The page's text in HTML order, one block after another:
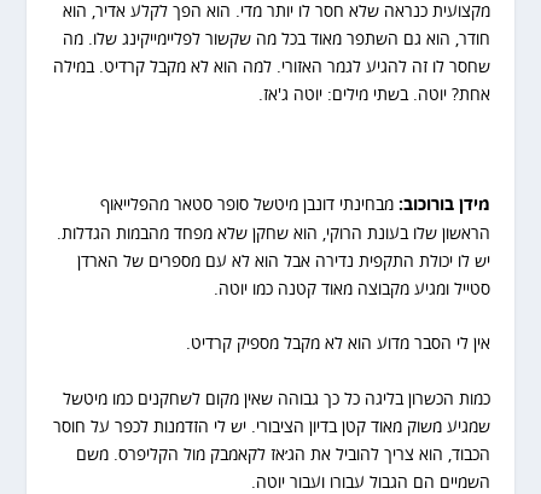
מקצועית כנראה שלא חסר לו יותר מדי. הוא הפך לקלע אדיר, הוא
חודר, הוא גם השתפר מאוד בכל מה שקשור לפליימייקינג שלו. מה
שחסר לו זה להגיע לגמר האזורי. למה הוא לא מקבל קרדיט. במילה
אחת? יוטה. בשתי מילים: יוטה ג'אז.
מידן בורוכוב:מבחינתי דונבן מיטשל סופר סטאר מהפלייאוף
הראשון שלו בעונת הרוקי, הוא שחקן שלא מפחד מהבמות הגדלות.
יש לו יכולת התקפית נדירה אבל הוא לא עם מספרים של הארדן
סטייל ומגיע מקבוצה מאוד קטנה כמו יוטה.
אין לי הסבר מדוע הוא לא מקבל מספיק קרדיט.
כמות הכשרון בליגה כל כך גבוהה שאין מקום לשחקנים כמו מיטשל
שמגיע משוק מאוד קטן בדיון הציבורי. יש לי הזדמנות לכפר על חוסר
הכבוד, הוא צריך להוביל את הג׳אז לקאמבק מול הקליפרס. משם
השמיים הם הגבול עבורו ועבור יוטה.